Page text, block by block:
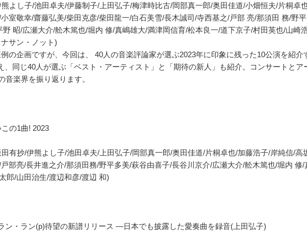
よし子/池田卓夫/伊藤制子/上田弘子/梅津時比古/岡部真一郎/奥田佳道/小畑恒夫/片桐卓
室敬幸/齋藤弘美/柴田克彦/柴田龍一/白石美雪/長木誠司/寺西基之/戸部 亮/那須田 務/野
野 昭/広瀬大介/舩木篤也/堀内 修/真嶋雄大/満津岡信育/松本良一/道下京子/村田英也/山崎
サン・ノット)
の企画ですが、今回は、 40人の音楽評論家が選ぶ2023年に印象に残った10公演を紹介
、同じ40人が選ぶ「ベスト・アーティスト」と「期待の新人」も紹介。コンサートとア
音楽界を振り返ります。
の1曲! 2023
有抄/伊熊よし子/池田卓夫/上田弘子/岡部真一郎/奥田佳道/片桐卓也/加藤浩子/岸純信/高
部亮/長井進之介/那須田務/野平多美/萩谷由喜子/長谷川京介/広瀬大介/舩木篤也/堀内 修
郎/山田治生/渡辺和彦/渡辺 和)
ン・ラン(p)待望の新譜リリース ―日本でも披露した愛奏曲を録音(上田弘子)